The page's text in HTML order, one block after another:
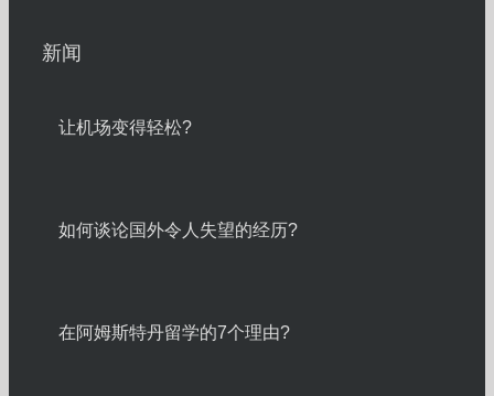
新闻
让机场变得轻松?
如何谈论国外令人失望的经历?
在阿姆斯特丹留学的7个理由?